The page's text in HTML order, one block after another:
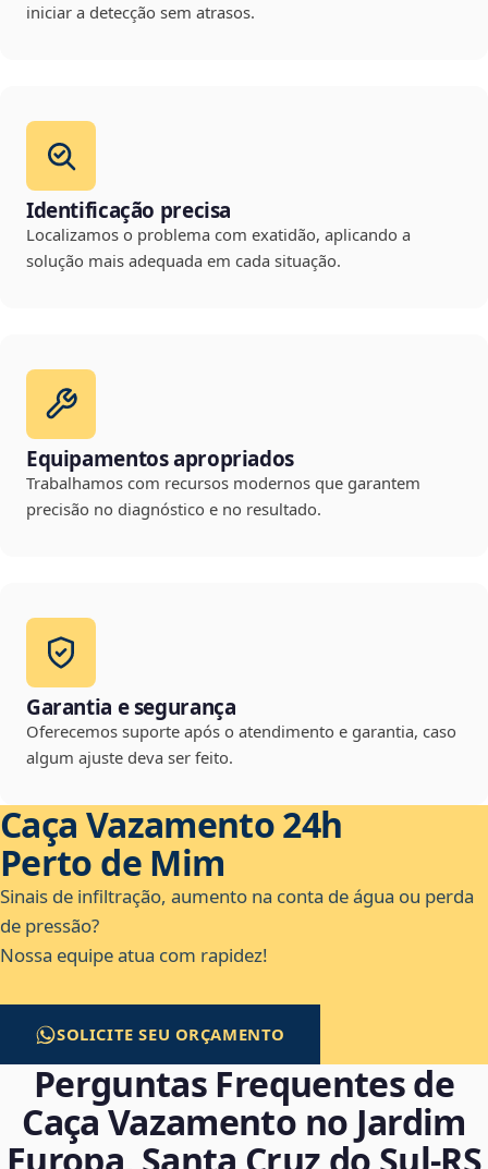
iniciar a detecção sem atrasos.
Identificação precisa
Localizamos o problema com exatidão, aplicando a
solução mais adequada em cada situação.
Equipamentos apropriados
Trabalhamos com recursos modernos que garantem
precisão no diagnóstico e no resultado.
Garantia e segurança
Oferecemos suporte após o atendimento e garantia, caso
algum ajuste deva ser feito.
Caça Vazamento 24h
Perto de Mim
Sinais de infiltração, aumento na conta de água ou perda
de pressão?
Nossa equipe atua com rapidez!
SOLICITE SEU ORÇAMENTO
Perguntas Frequentes de
Caça Vazamento no Jardim